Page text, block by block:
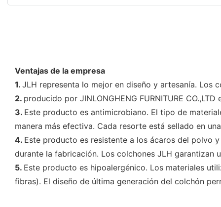
Ventajas de la empresa
1. JLH representa lo mejor en diseño y artesanía. Los
2. producido por JINLONGHENG FURNITURE
3. Este producto es antimicrobiano. El tipo de
manera más efectiva. Cada resorte está sellado en
4. Este producto es resistente a los ácaros del polvo
durante la fabricación. Los colchones JLH garantizan
5. Este producto es hipoalergénico. Los materiales
fibras). El diseño de última generación del colchón